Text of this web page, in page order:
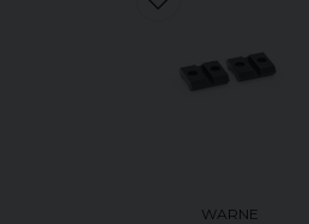
WARNE